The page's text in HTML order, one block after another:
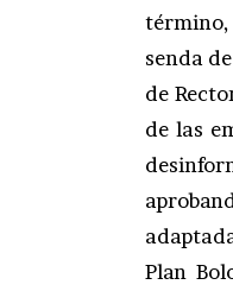
senda
de
de las
Plan